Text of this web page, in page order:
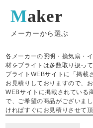
Maker
メーカーから選ぶ
各メーカーの照明・換気扇・
材をブライトは多数取り扱って
ブライトWEBサイトに「掲載
お見積りしておりますので、
WEBサイトに掲載されている
で、ご希望の商品がございま
ければすぐにお見積りさせて